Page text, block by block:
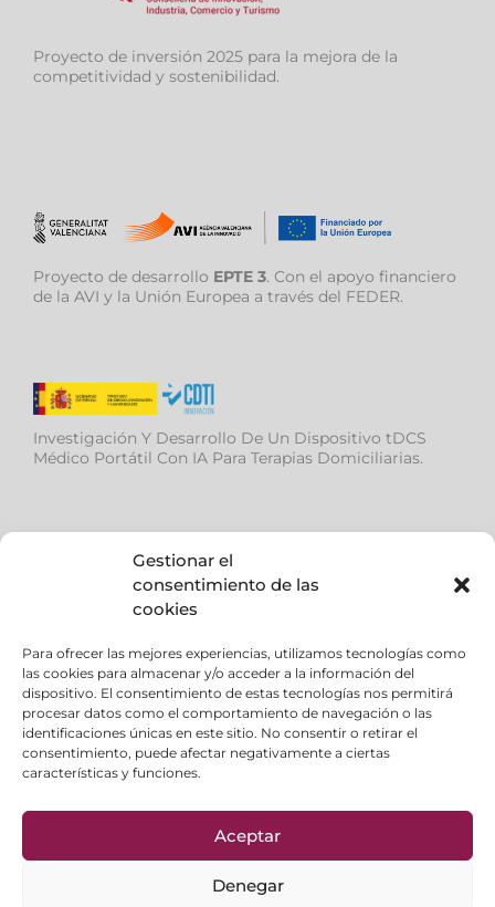
Gestionar el
consentimiento de las
cookies
Para ofrecer las mejores experiencias, utilizamos tecnologías como
las cookies para almacenar y/o acceder a la información del
dispositivo. El consentimiento de estas tecnologías nos permitirá
procesar datos como el comportamiento de navegación o las
identificaciones únicas en este sitio. No consentir o retirar el
consentimiento, puede afectar negativamente a ciertas
características y funciones.
Aceptar
Denegar
Proyecto de inversión 2025 para la mejora de la
competitividad y sostenibilidad.
Proyecto de desarrollo EPTE 3. Con el apoyo financiero
de la AVI y la Unión Europea a través del FEDER.
Investigación Y Desarrollo De Un Dispositivo tDCS
Médico Portátil Con IA Para Terapias Domiciliarias.
Dispositivo modular médico multiterapia con
diagnóstico mediante EEG e Inteligencia Artificial.
Cookies
Política de Calidad|Política Ambiental